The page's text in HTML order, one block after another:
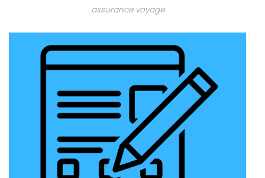
assurance voyage